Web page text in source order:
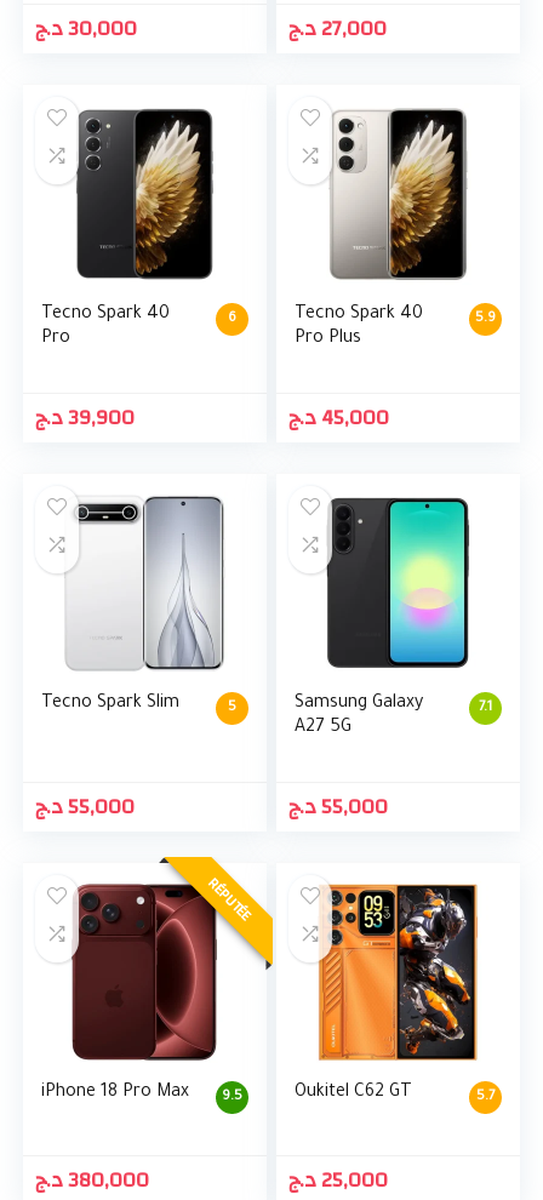
30,000د.ج 27,000د.ج
6
Tecno Spark 40
Pro
39,900د.ج
5.9
Tecno Spark 40
Pro Plus
45,000د.ج
5
Tecno Spark Slim
55,000د.ج
7.1
Samsung Galaxy
A27 5G
55,000د.ج
RÉPUTÉE
9.5
iPhone 18 Pro Max
380,000د.ج
5.7
Oukitel C62 GT
25,000د.ج